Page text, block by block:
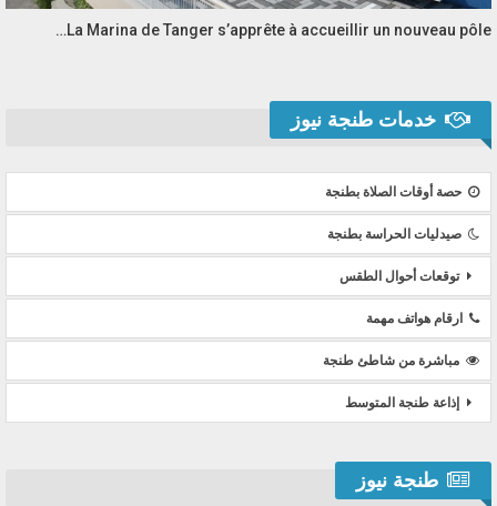
La Marina de Tanger s’apprête à accueillir un nouveau pôle…
خدمات طنجة نيوز
حصة أوقات الصلاة بطنجة
صيدليات الحراسة بطنجة
توقعات أحوال الطقس
ارقام هواتف مهمة
مباشرة من شاطئ طنجة
إذاعة طنجة المتوسط
طنجة نيوز